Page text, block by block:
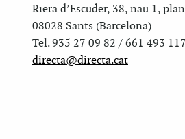
Riera d’Escuder, 38, nau 1,
08028 Sants (Barcelona)
Tel. 935 27 09 82 / 661 493 117
directa@directa.cat